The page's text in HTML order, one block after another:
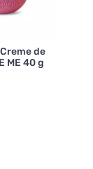
de
ME 40 g